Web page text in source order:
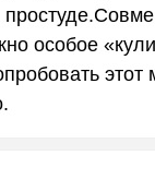
особое
этот